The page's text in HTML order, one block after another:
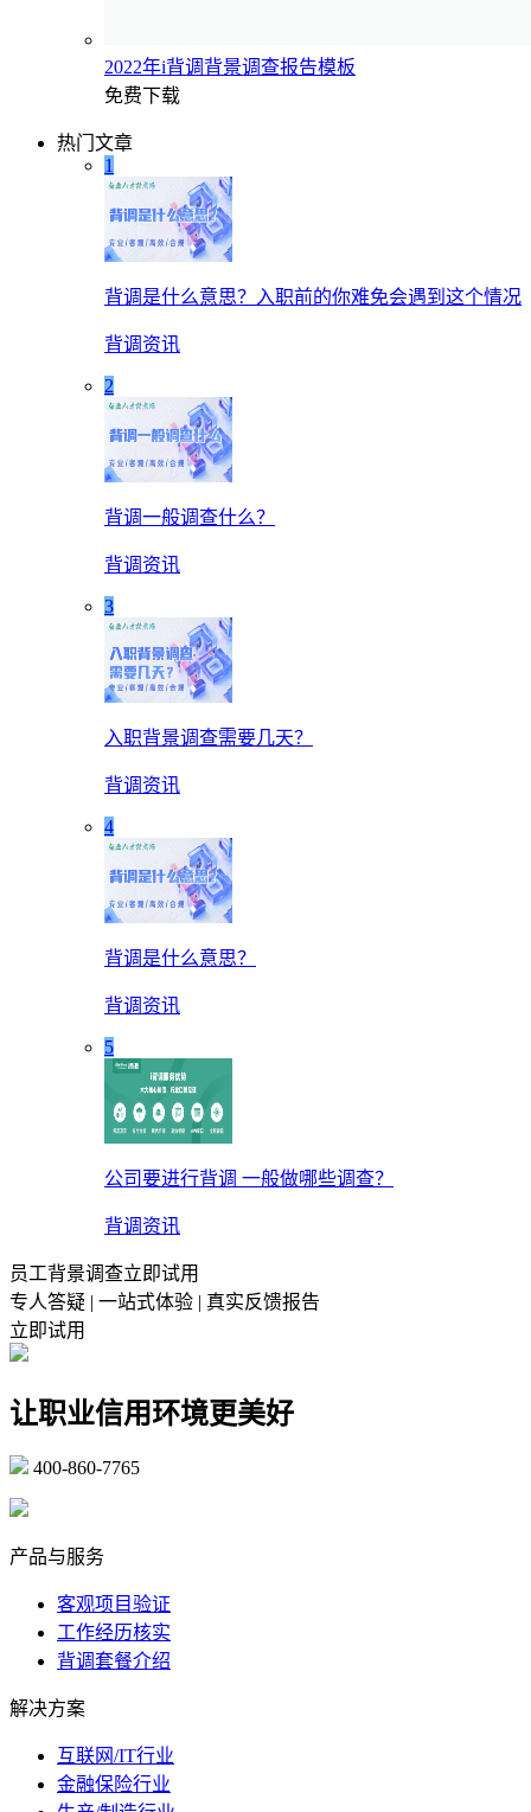
2022年i背调背景调查报告模板
免费下载
热门文章
1
背调是什么意思？入职前的你难免会遇到这个情况
背调资讯
2
背调一般调查什么？
背调资讯
3
入职背景调查需要几天？
背调资讯
4
背调是什么意思？
背调资讯
5
公司要进行背调 一般做哪些调查？
背调资讯
员工背景调查立即试用
专人答疑 | 一站式体验 | 真实反馈报告
立即试用
让职业信用环境更美好
400-860-7765
产品与服务
客观项目验证
工作经历核实
背调套餐介绍
解决方案
互联网/IT行业
金融保险行业